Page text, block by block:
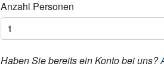
Anzahl Personen
Haben Sie bereits ein Konto bei uns?